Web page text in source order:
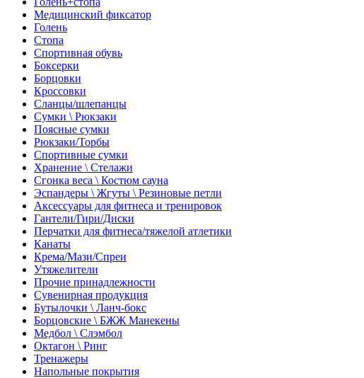
Медицинский фиксатор
Голень
Стопа
Спортивная обувь
Боксерки
Борцовки
Кроссовки
Сланцы/шлепанцы
Сумки \ Рюкзаки
Поясные сумки
Рюкзаки/Торбы
Спортивные сумки
Хранение \ Стелажи
Сгонка веса \ Костюм сауна
Эспандеры \ Жгуты \ Резиновые петли
Аксессуары для фитнеса и тренировок
Гантели/Гири/Диски
Перчатки для фитнеса/тяжелой атлетики
Канаты
Крема/Мази/Спреи
Утяжелители
Прочие принадлежности
Сувенирная продукция
Бутылочки \ Ланч-бокс
Борцовские \ БЖЖ Манекены
Медбол \ Слэмбол
Октагон \ Ринг
Тренажеры
Напольные покрытия